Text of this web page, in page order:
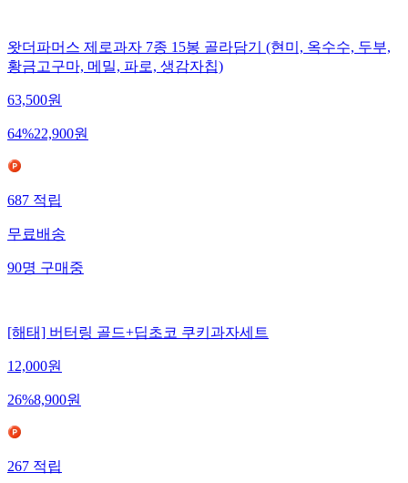
왓더파머스 제로과자 7종 15봉 골라담기 (현미, 옥수수, 두부,
황금고구마, 메밀, 파로, 생감자칩)
63,500원
64%22,900원
687적립
무료배송
90명구매중
[해태] 버터링 골드+딥초코 쿠키과자세트
12,000원
26%8,900원
267적립